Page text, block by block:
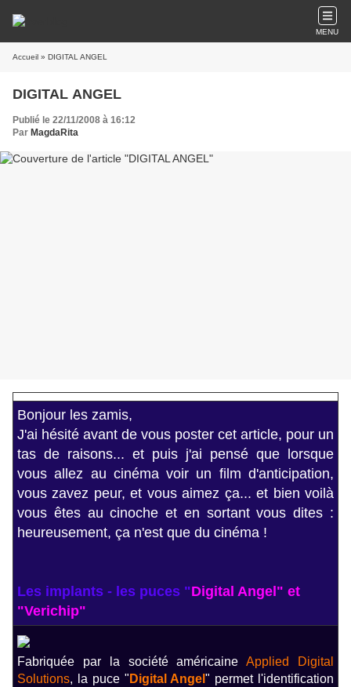
MENU
Accueil » DIGITAL ANGEL
DIGITAL ANGEL
Publié le 22/11/2008 à 16:12
Par MagdaRita
Bonjour les zamis,
J'ai hésité avant de vous poster cet article, pour un
tas de raisons... et puis j'ai pensé que lorsque
vous allez au cinéma voir un film d'anticipation,
vous zavez peur, et vous aimez ça... et bien voilà
vous êtes au cinoche et en sortant vous dites :
heureusement, ça n'est que du cinéma !
Les implants - les puces "Digital Angel" et
"Verichip"
Fabriquée par la société américaineApplied Digital
Solutions, la puce " Digital Angel" permet l'identification